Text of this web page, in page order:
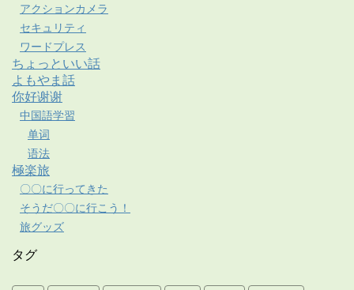
アクションカメラ
セキュリティ
ワードプレス
ちょっといい話
よもやま話
你好谢谢
中国語学習
单词
语法
極楽旅
〇〇に行ってきた
そうだ〇〇に行こう！
旅グッズ
タグ